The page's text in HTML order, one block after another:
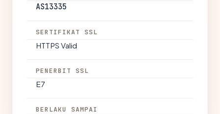
AS13335
SERTIFIKAT SSL
HTTPS Valid
PENERBIT SSL
E7
BERLAKU SAMPAI